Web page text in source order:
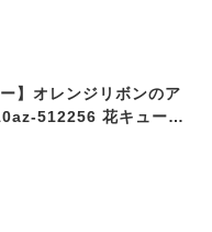
】オレンジリボンのア
512256 花キューピ